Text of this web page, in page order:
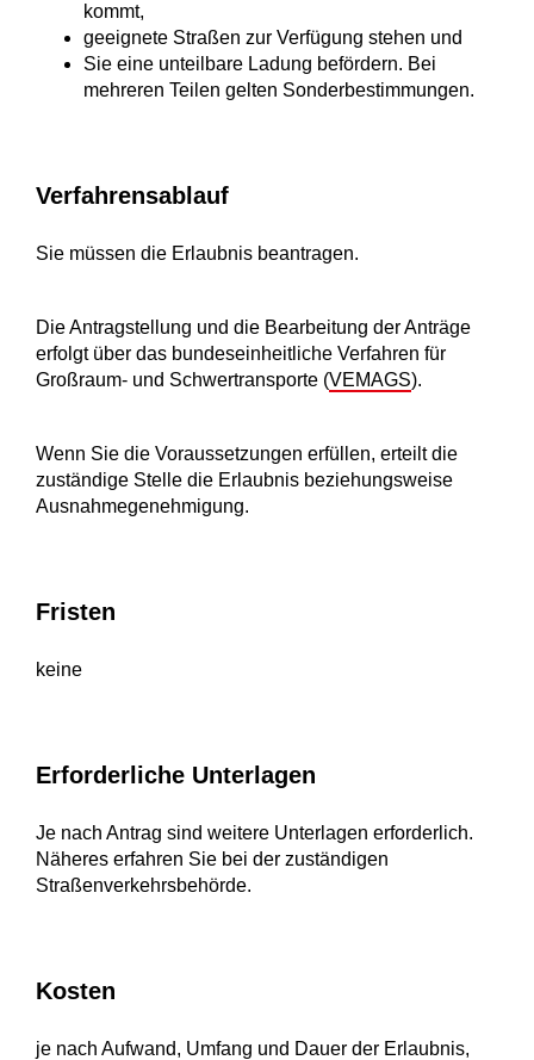
kommt,
geeignete Straßen zur Verfügung stehen und
Sie eine unteilbare Ladung befördern. Bei
mehreren Teilen gelten Sonderbestimmungen.
Verfahrensablauf
Sie müssen die Erlaubnis beantragen.
Die Antragstellung und die Bearbeitung der Anträge
erfolgt über das bundeseinheitliche Verfahren für
Großraum- und Schwertransporte (VEMAGS).
Wenn Sie die Voraussetzungen erfüllen, erteilt die
zuständige Stelle die Erlaubnis beziehungsweise
Ausnahmegenehmigung.
Fristen
keine
Erforderliche Unterlagen
Je nach Antrag sind weitere Unterlagen erforderlich.
Näheres erfahren Sie bei der zuständigen
Straßenverkehrsbehörde.
Kosten
je nach Aufwand, Umfang und Dauer der Erlaubnis,